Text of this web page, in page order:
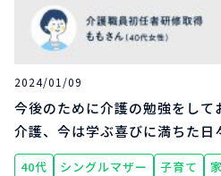
2024/01/09
今後のために介護の勉強をし
介護、今は学ぶ喜びに満ちた日
40代 シングルマザー 子育て